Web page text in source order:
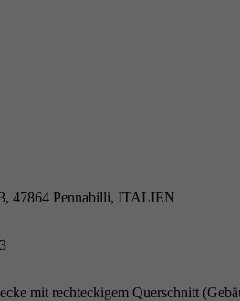
47864 Pennabilli, ITALIEN
mit rechteckigem Querschnitt